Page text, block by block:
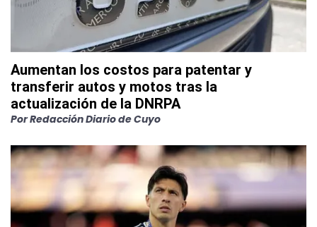
Aumentan los costos para patentar y
transferir autos y motos tras la
actualización de la DNRPA
PorRedacción Diario de Cuyo